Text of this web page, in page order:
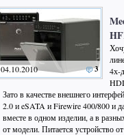
04.10.2010 3
4х-
Зато в качестве внешнего
2.0 и eSATA и Firewire 400/800 и
вместе в одном изделии, а в
от модели. Питается устройство